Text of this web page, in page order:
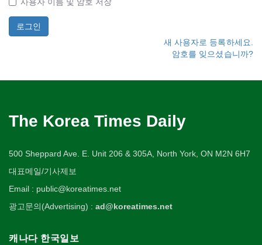
새 사용자로 등록하세요.
암호를 잊으셨습니까?
The Korea Times Daily
500 Sheppard Ave. E. Unit 206 & 305A, North York, ON M2N 6H7
대표메일/기사제보
Email : public@koreatimes.net
광고문의(Advertising) : ad@koreatimes.net
캐나다 한국일보